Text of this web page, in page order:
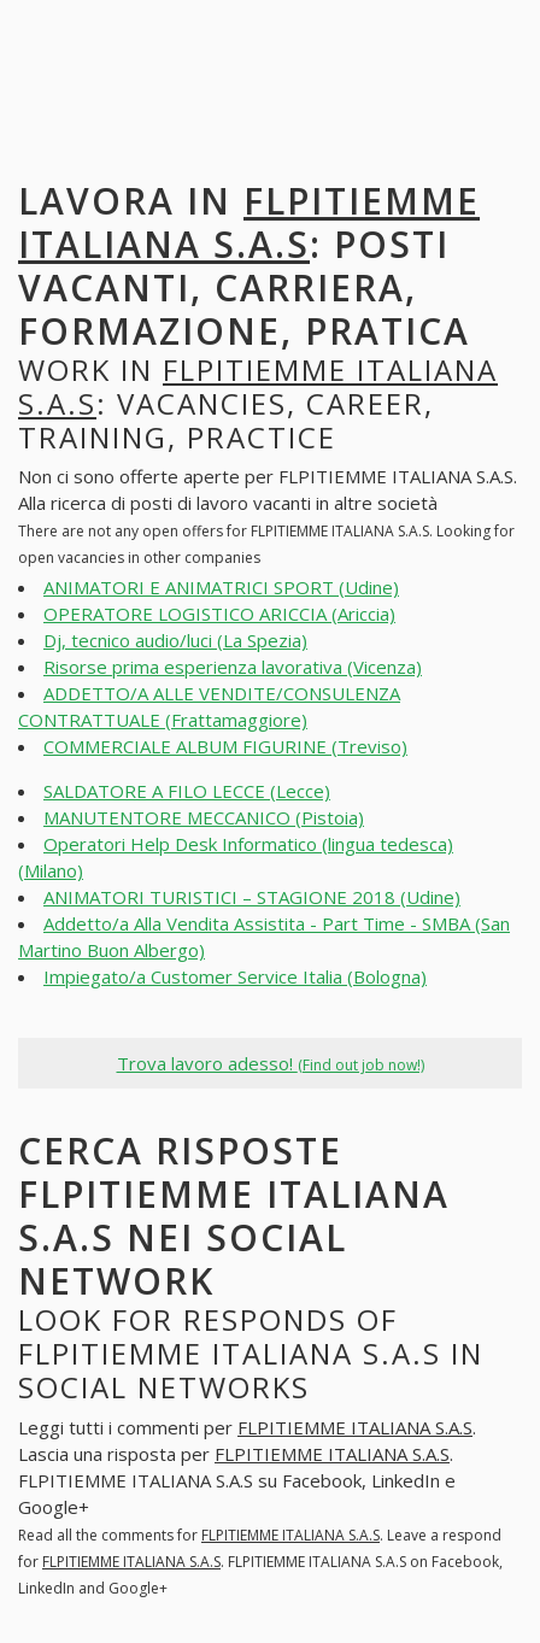
LAVORA IN FLPITIEMME
ITALIANA S.A.S: POSTI
VACANTI, CARRIERA,
FORMAZIONE, PRATICA
WORK IN FLPITIEMME ITALIANA
S.A.S: VACANCIES, CAREER,
TRAINING, PRACTICE
Non ci sono offerte aperte per FLPITIEMME ITALIANA S.A.S.
Alla ricerca di posti di lavoro vacanti in altre società
There are not any open offers for FLPITIEMME ITALIANA S.A.S. Looking for
open vacancies in other companies
ANIMATORI E ANIMATRICI SPORT (Udine)
OPERATORE LOGISTICO ARICCIA (Ariccia)
Dj, tecnico audio/luci (La Spezia)
Risorse prima esperienza lavorativa (Vicenza)
ADDETTO/A ALLE VENDITE/CONSULENZA
CONTRATTUALE (Frattamaggiore)
COMMERCIALE ALBUM FIGURINE (Treviso)
SALDATORE A FILO LECCE (Lecce)
MANUTENTORE MECCANICO (Pistoia)
Operatori Help Desk Informatico (lingua tedesca)
(Milano)
ANIMATORI TURISTICI – STAGIONE 2018 (Udine)
Addetto/a Alla Vendita Assistita - Part Time - SMBA (San
Martino Buon Albergo)
Impiegato/a Customer Service Italia (Bologna)
Trova lavoro adesso! (Find out job now!)
CERCA RISPOSTE
FLPITIEMME ITALIANA
S.A.S NEI SOCIAL
NETWORK
LOOK FOR RESPONDS OF
FLPITIEMME ITALIANA S.A.S IN
SOCIAL NETWORKS
Leggi tutti i commenti per FLPITIEMME ITALIANA S.A.S.
Lascia una risposta per FLPITIEMME ITALIANA S.A.S.
FLPITIEMME ITALIANA S.A.S su Facebook, LinkedIn e
Google+
Read all the comments for FLPITIEMME ITALIANA S.A.S. Leave a respond
for FLPITIEMME ITALIANA S.A.S. FLPITIEMME ITALIANA S.A.S on Facebook,
LinkedIn and Google+